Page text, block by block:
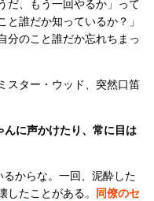
だ、もう一回やるか」って
誰だか知っているか？」
分のこと誰だか忘れちまっ
スター・ウッド、突然口笛
んに声かけたり、常に目は
からな。一回、泥酔した
したことがある。
同僚のセ